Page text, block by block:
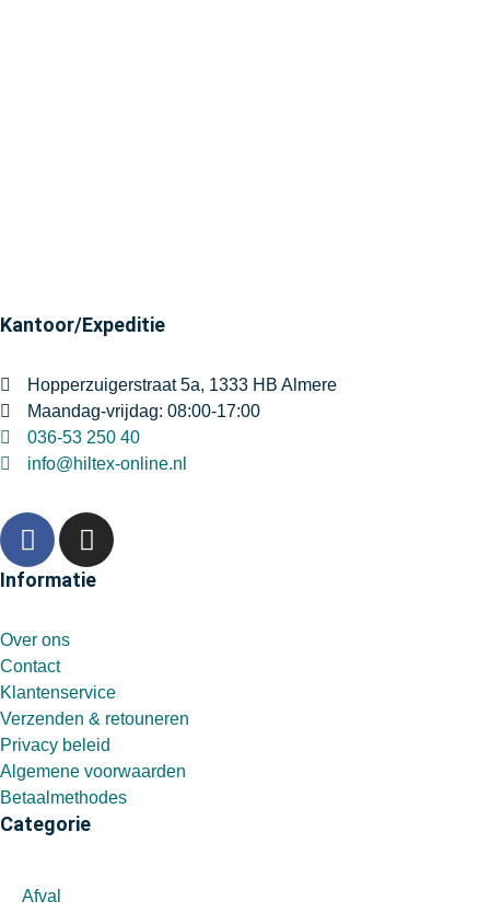
Kantoor/Expeditie
Hopperzuigerstraat 5a, 1333 HB Almere
Maandag-vrijdag: 08:00-17:00
036-53 250 40
info@hiltex-online.nl
Informatie
Over ons
Contact
Klantenservice
Verzenden & retouneren
Privacy beleid
Algemene voorwaarden
Betaalmethodes
Categorie
Afval